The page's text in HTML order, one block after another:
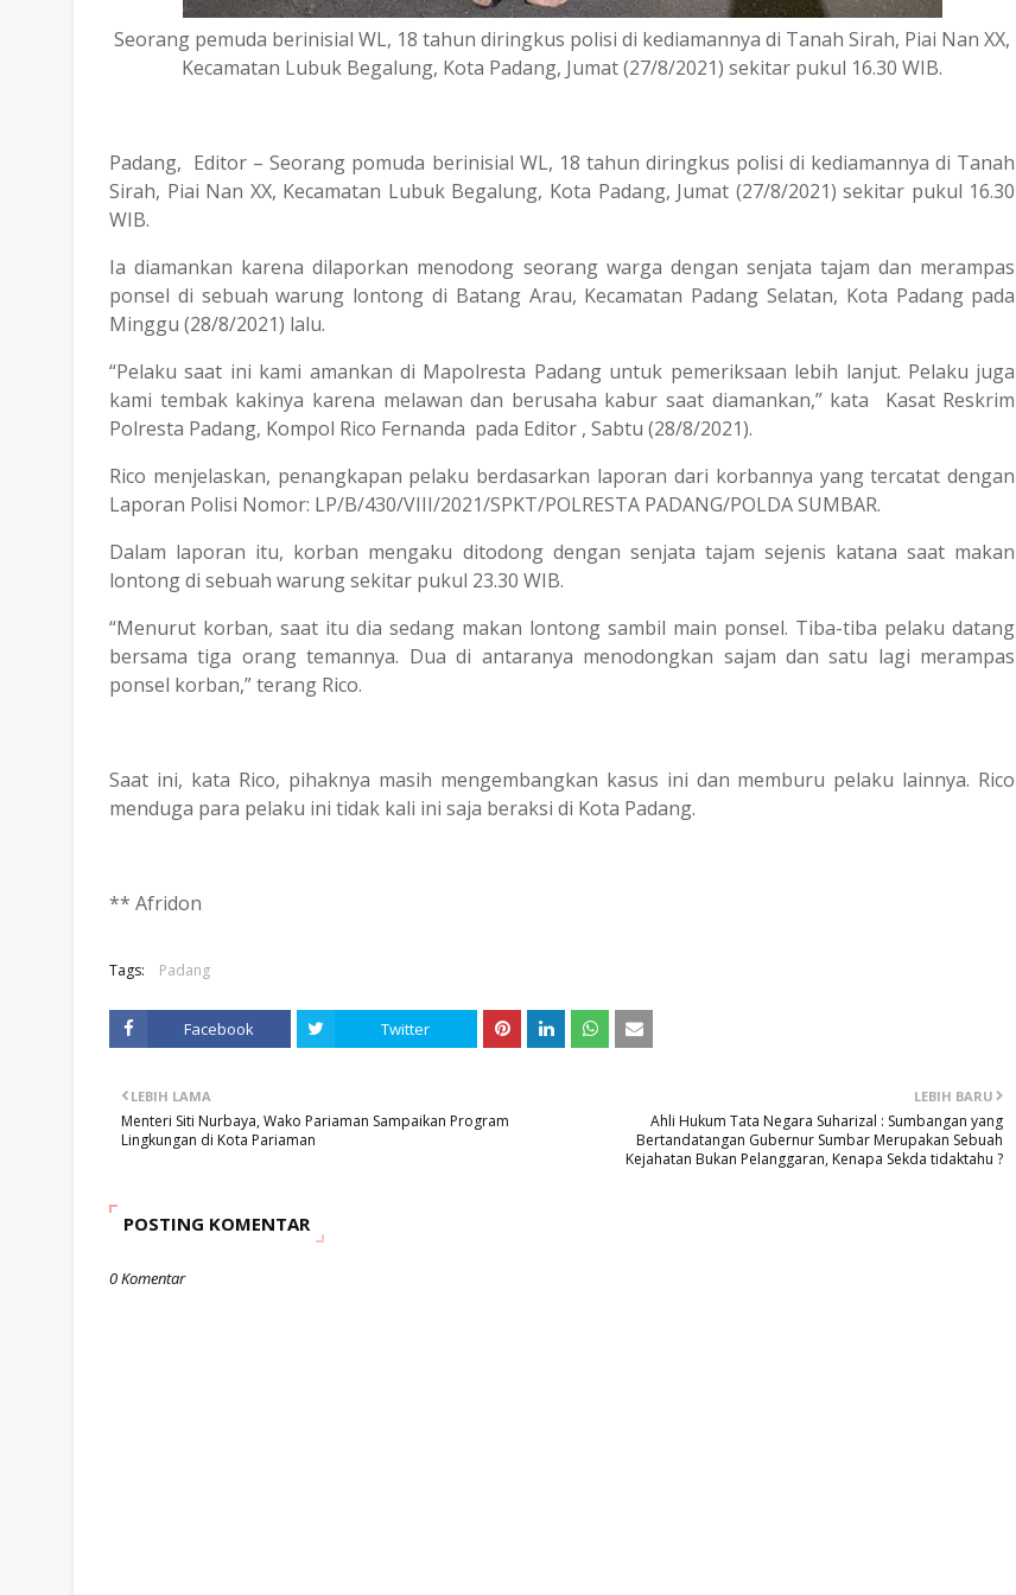
Seorang pemuda berinisial WL, 18 tahun diringkus polisi di kediamannya di Tanah Sirah, Piai Nan XX,
Kecamatan Lubuk Begalung, Kota Padang, Jumat (27/8/2021) sekitar pukul 16.30 WIB.
Padang, Editor – Seorang pomuda berinisial WL, 18 tahun diringkus polisi di kediamannya di Tanah
Sirah, Piai Nan XX, Kecamatan Lubuk Begalung, Kota Padang, Jumat (27/8/2021) sekitar pukul 16.30
WIB.
Ia diamankan karena dilaporkan menodong seorang warga dengan senjata tajam dan merampas
ponsel di sebuah warung lontong di Batang Arau, Kecamatan Padang Selatan, Kota Padang pada
Minggu (28/8/2021) lalu.
“Pelaku saat ini kami amankan di Mapolresta Padang untuk pemeriksaan lebih lanjut. Pelaku juga
kami tembak kakinya karena melawan dan berusaha kabur saat diamankan,” kata Kasat Reskrim
Polresta Padang, Kompol Rico Fernanda pada Editor , Sabtu (28/8/2021).
Rico menjelaskan, penangkapan pelaku berdasarkan laporan dari korbannya yang tercatat dengan
Laporan Polisi Nomor: LP/B/430/VIII/2021/SPKT/POLRESTA PADANG/POLDA SUMBAR.
Dalam laporan itu, korban mengaku ditodong dengan senjata tajam sejenis katana saat makan
lontong di sebuah warung sekitar pukul 23.30 WIB.
“Menurut korban, saat itu dia sedang makan lontong sambil main ponsel. Tiba-tiba pelaku datang
bersama tiga orang temannya. Dua di antaranya menodongkan sajam dan satu lagi merampas
ponsel korban,” terang Rico.
Saat ini, kata Rico, pihaknya masih mengembangkan kasus ini dan memburu pelaku lainnya. Rico
menduga para pelaku ini tidak kali ini saja beraksi di Kota Padang.
** Afridon
Tags: Padang
Facebook Twitter
LEBIH BARU
Ahli Hukum Tata Negara Suharizal : Sumbangan yang
Bertandatangan Gubernur Sumbar Merupakan Sebuah
Kejahatan Bukan Pelanggaran, Kenapa Sekda tidaktahu ?
LEBIH LAMA
Menteri Siti Nurbaya, Wako Pariaman Sampaikan Program
Lingkungan di Kota Pariaman
POSTING KOMENTAR
0 Komentar